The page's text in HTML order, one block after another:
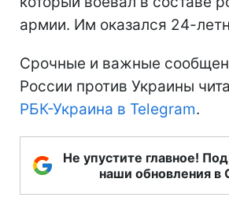
армии. Им оказался 24-
Срочные и важные
России против Украины
РБК-Украина в Telegram.
Не упустите главное!
наши обновления в